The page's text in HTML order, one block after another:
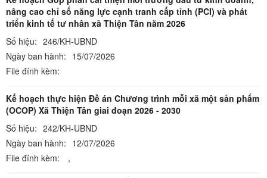
nâng cao chỉ số năng lực cạnh tranh cấp tỉnh (PCI) và phát
triển kinh tế tư nhân xã Thiện Tân năm 2026
Số hiệu: 246/KH-UBND
Ngày ban hành: 15/07/2026
File đính kèm:
Kế hoạch thực hiện Đề án Chương trình mỗi xã một sản phẩm
(OCOP) Xã Thiện Tân giai đoạn 2026 - 2030
Số hiệu: 242/KH-UBND
Ngày ban hành: 12/07/2026
File đính kèm:
,